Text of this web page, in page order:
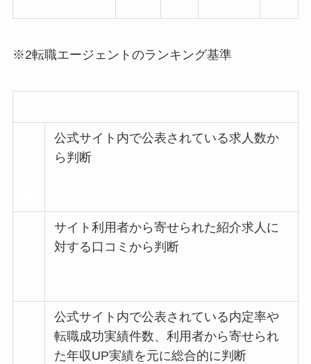
※2転職エージェントのランキング基準
公式サイト内で公表されている求人数か
ら判断
サイト利用者から寄せられた紹介求人に
対する口コミから判断
公式サイト内で公表されている内定率や
転職成功実績件数、利用者から寄せられ
た年収UP実績を元に総合的に判断